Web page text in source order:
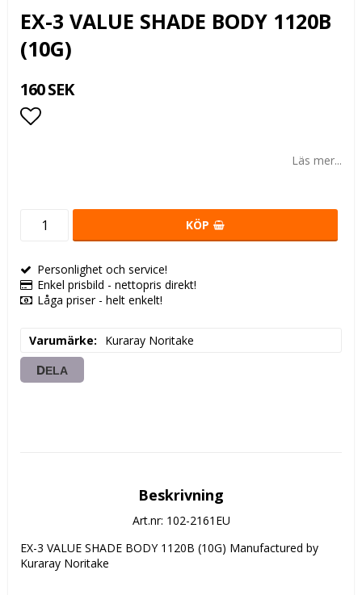
EX-3 VALUE SHADE BODY 1120B
(10G)
160 SEK
Läs mer...
KÖP
Personlighet och service!
Enkel prisbild - nettopris direkt!
Låga priser - helt enkelt!
Varumärke Kuraray Noritake
DELA
Beskrivning
Art.nr: 102-2161EU
EX-3 VALUE SHADE BODY 1120B (10G) Manufactured by
Kuraray Noritake